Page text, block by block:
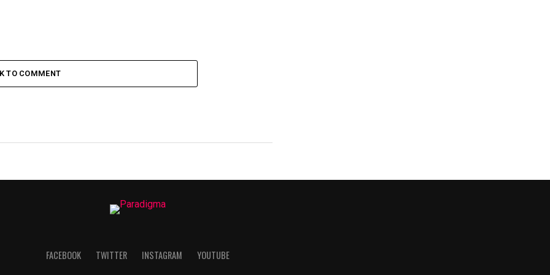
TO COMMENT
FACEBOOK TWITTER INSTAGRAM YOUTUBE